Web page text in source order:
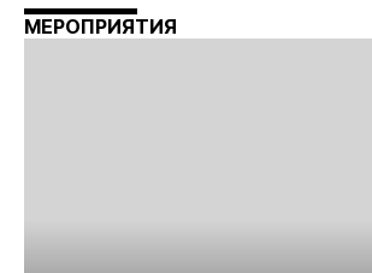
МЕРОПРИЯТИЯ